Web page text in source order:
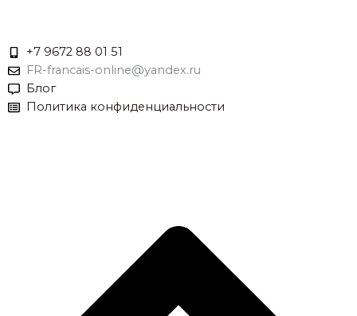
+7 9672 88 01 51
FR-francais-online@yandex.ru
Блог
Политика конфиденциальности